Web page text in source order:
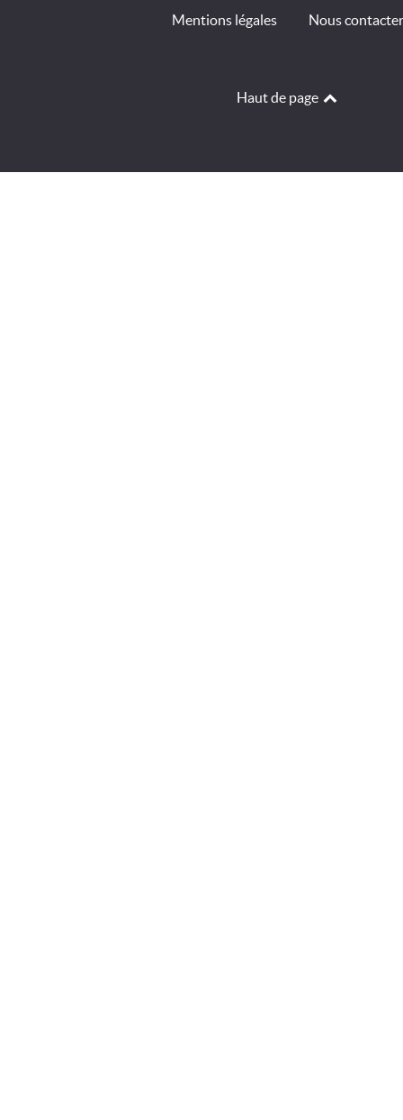
Mentions légales Nous contacter
Haut de page